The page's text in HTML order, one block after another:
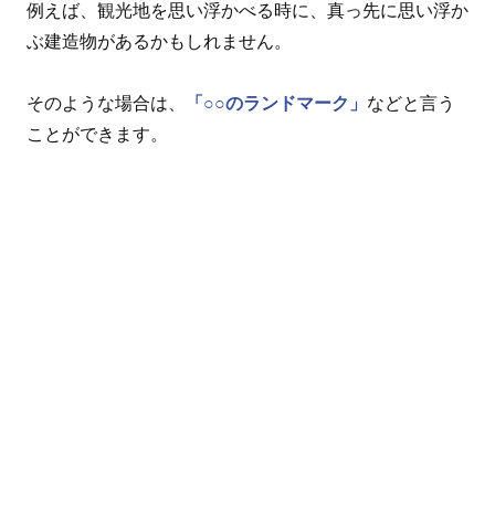
例えば、観光地を思い浮かべる時に、真っ先に思い浮か
ぶ建造物があるかもしれません。
そのような場合は、 「○○のランドマーク」 などと言う
ことができます。